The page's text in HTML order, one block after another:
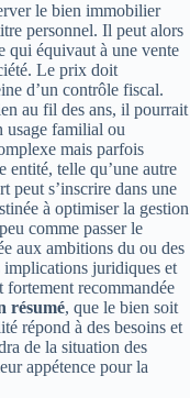
le bien immobilier
personnel. Il peut alors
qui équivaut à une vente
Le prix doit
d’un contrôle fiscal.
au fil des ans, il pourrait
usage familial ou
mais parfois
entité, telle qu’une autre
peut s’inscrire dans une
à optimiser la gestion
comme passer le
aux ambitions du ou des
implications juridiques et
fortement recommandée
résumé, que le bien soit
répond à des besoins et
de la situation des
appétence pour la